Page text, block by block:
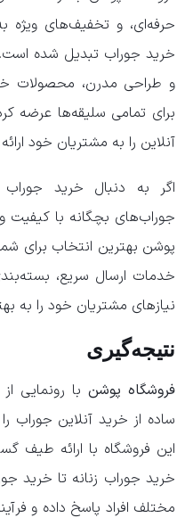
حرفه‌ای، و تخفیف‌های ویژه
خرید جوراب تبدیل شده است.
و طراحی مدرن، محصولات
برای تمامی سلیقه‌ها عرضه
آنلاین را به مشتریان خود
اگر به دنبال خرید جوراب
جوراب‌های بچگانه با کیفیت
پوشن بهترین انتخاب برای
خدمات ارسال سریع،
نیازهای مشتریان خود را به
نتیجه‌گیری
فروشگاه پوشن با رونمایی
ساده از خرید آنلاین جوراب
این فروشگاه با ارائه طیف
خرید جوراب زنانه تا خرید
مختلف افراد پاسخ داده و